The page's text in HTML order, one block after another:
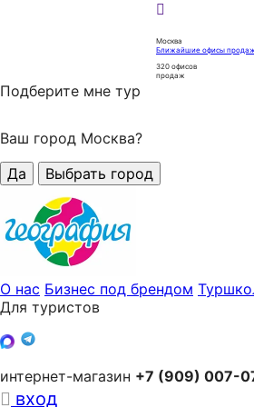
Москва
Ближайшие офисы продаж
320 офисов
продаж
Подберите мне тур
Ваш город Москва?
Да
Выбрать город
О нас Бизнес под брендом
Для туристов
интернет-магазин +7 (909) 007-
вход